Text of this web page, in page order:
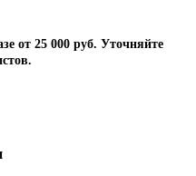
от 25 000 руб. Уточняйте